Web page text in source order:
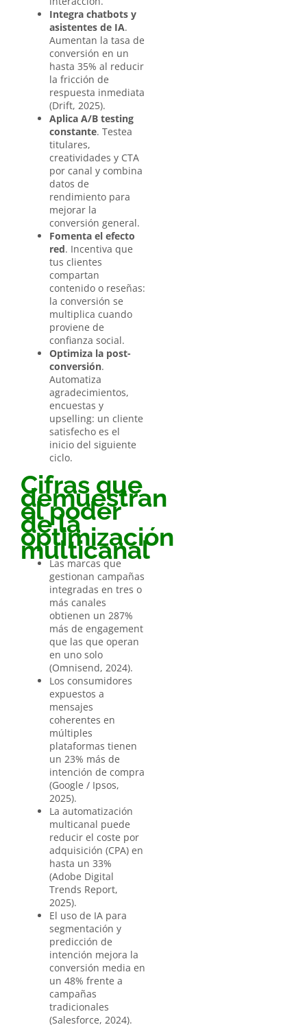
Integra chatbots y
asistentes de IA.
Aumentan la tasa de
conversión en un
hasta 35% al reducir
la fricción de
respuesta inmediata
(Drift, 2025).
Aplica A/B testing
constante. Testea
titulares,
creatividades y CTA
por canal y combina
datos de
rendimiento para
mejorar la
conversión general.
Fomenta el efecto
red. Incentiva que
tus clientes
compartan
contenido o reseñas:
la conversión se
multiplica cuando
proviene de
confianza social.
Optimiza la post-
conversión.
Automatiza
agradecimientos,
encuestas y
upselling: un cliente
satisfecho es el
inicio del siguiente
ciclo.
Cifras que
demuestran
el poder
de la
optimización
multicanal
Las marcas que
gestionan campañas
integradas en tres o
más canales
obtienen un 287%
más de engagement
que las que operan
en uno solo
(Omnisend, 2024).
Los consumidores
expuestos a
mensajes
coherentes en
múltiples
plataformas tienen
un 23% más de
intención de compra
(Google / Ipsos,
2025).
La automatización
multicanal puede
reducir el coste por
adquisición (CPA) en
hasta un 33%
(Adobe Digital
Trends Report,
2025).
El uso de IA para
segmentación y
predicción de
intención mejora la
conversión media en
un 48% frente a
campañas
tradicionales
(Salesforce, 2024).